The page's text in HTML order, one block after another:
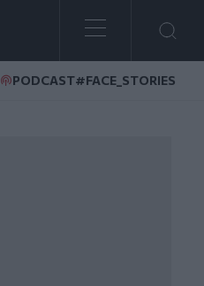
PODCAST#FACE_STORIES